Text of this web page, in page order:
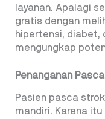
layanan. Apalagi
gratis dengan
hipertensi, diabet,
mengungkap
Penanganan Pasca
Pasien pasca
mandiri. Karena